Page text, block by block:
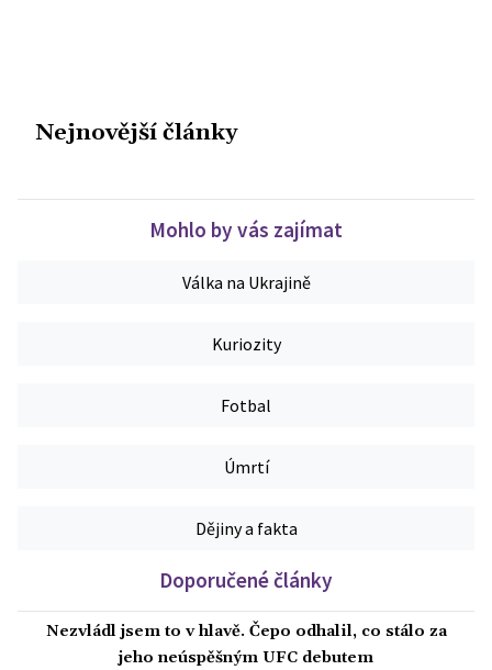
Nejnovější články
Mohlo by vás zajímat
Válka na Ukrajině
Kuriozity
Fotbal
Úmrtí
Dějiny a fakta
Doporučené články
Nezvládl jsem to v hlavě. Čepo odhalil, co stálo za
jeho neúspěšným UFC debutem